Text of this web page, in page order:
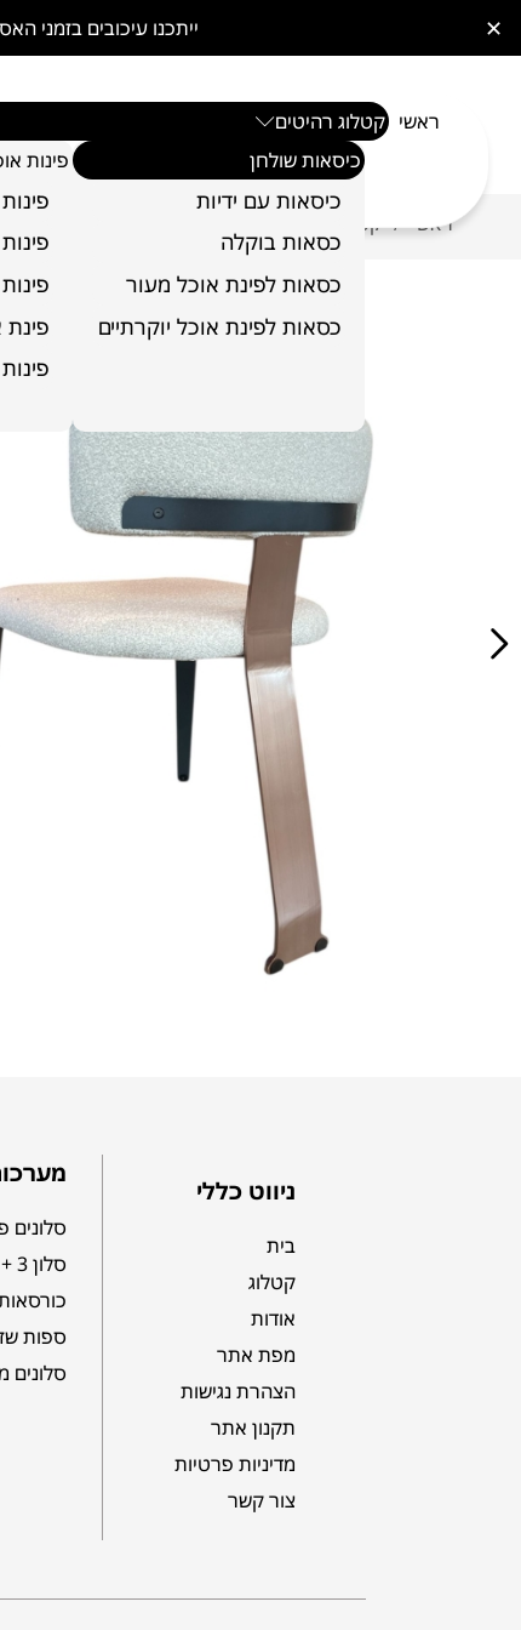
ייתכנו עיכובים ✕
ראשי קטלוג רהיטים
כיסאות שולחן
כיסאות עם ידיות
כסאות בוקלה
כסאות לפינת אוכל מעור
כסאות לפינת אוכל יוקרתיים
פינות
פינת
ראשי / קטלוג רהיטים
ניווט כללי
בית
קטלוג
אודות
מפת אתר
הצהרת נגישות
תקנון אתר
מדיניות פרטיות
צור קשר
סלונים
סלון 3 + 2
ספות
סלונים